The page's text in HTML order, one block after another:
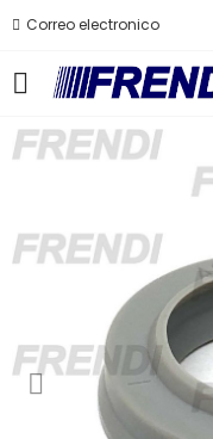
Correo electronico